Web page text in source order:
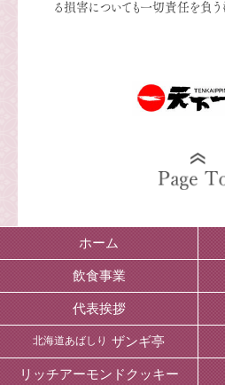
る損害についても一切責任を負う
ホーム
飲食事業
代表挨拶
北海道あばしり ザンギ亭
リッチアーモンドクッキー